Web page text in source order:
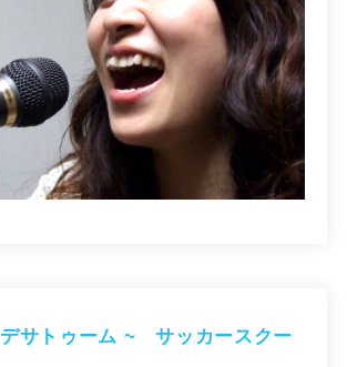
サトゥーム ~ サッカースクー